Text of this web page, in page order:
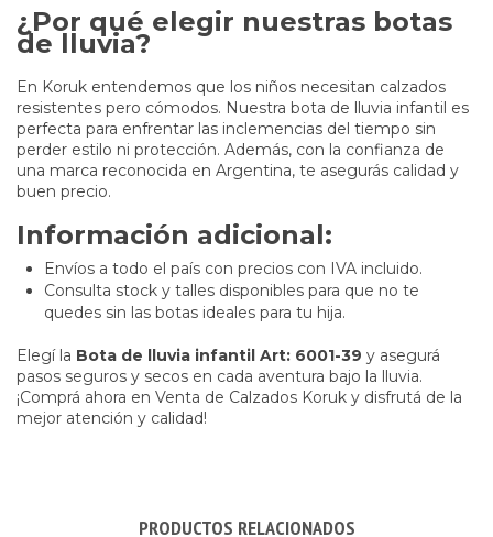
¿Por qué elegir nuestras botas
de lluvia?
En Koruk entendemos que los niños necesitan calzados
resistentes pero cómodos. Nuestra bota de lluvia infantil es
perfecta para enfrentar las inclemencias del tiempo sin
perder estilo ni protección. Además, con la confianza de
una marca reconocida en Argentina, te asegurás calidad y
buen precio.
Información adicional:
Envíos a todo el país con precios con IVA incluido.
Consulta stock y talles disponibles para que no te
quedes sin las botas ideales para tu hija.
Elegí la Bota de lluvia infantil Art: 6001-39 y asegurá
pasos seguros y secos en cada aventura bajo la lluvia.
¡Comprá ahora en Venta de Calzados Koruk y disfrutá de la
mejor atención y calidad!
PRODUCTOS RELACIONADOS